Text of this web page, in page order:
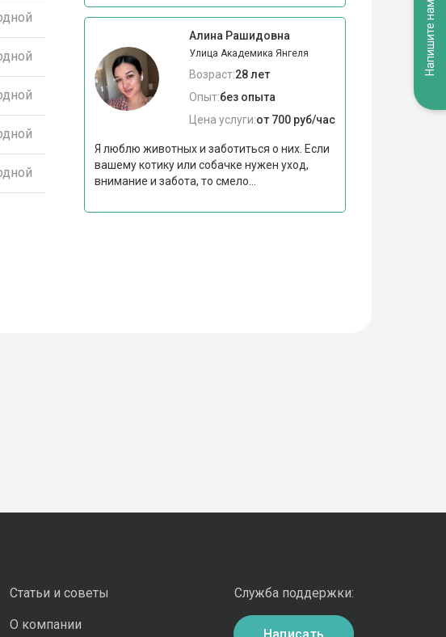
Алина Рашидовна
Улица Академика Янгеля
Возраст:28 лет
Опыт:без опыта
Цена услуги:от 700 руб/час
Я люблю животных и заботиться о них. Если
вашему котику или собачке нужен уход,
внимание и забота, то смело...
Статьи и советы
О компании
Служба поддержки:
Напишите нам